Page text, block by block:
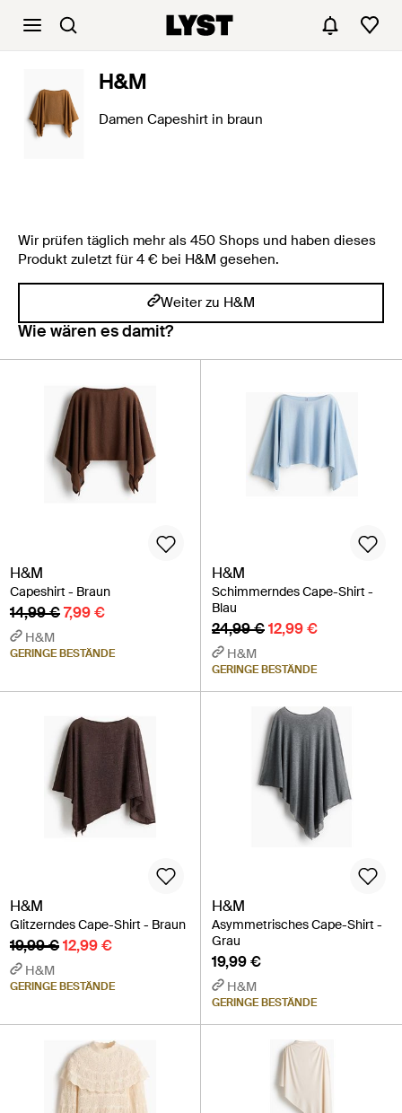
H&M
Damen Capeshirt in braun
Wir prüfen täglich mehr als 450 Shops und haben dieses
Produkt zuletzt für 4 € bei H&M gesehen.
Weiter zu H&M
Wie wären es damit?
H&M
Capeshirt - Braun
14,99 €7,99 €
H&M
GERINGE BESTÄNDE
H&M
Schimmerndes Cape-Shirt -
Blau
24,99 €12,99 €
H&M
GERINGE BESTÄNDE
H&M
Glitzerndes Cape-Shirt - Braun
19,99 €12,99 €
H&M
GERINGE BESTÄNDE
H&M
Asymmetrisches Cape-Shirt -
Grau
19,99 €
H&M
GERINGE BESTÄNDE